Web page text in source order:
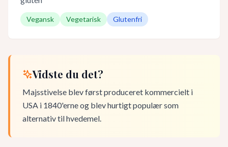
Vegansk Vegetarisk Glutenfri
Vidste du det?
Majsstivelse blev først produceret kommercielt i
USA i 1840'erne og blev hurtigt populær som
alternativ til hvedemel.